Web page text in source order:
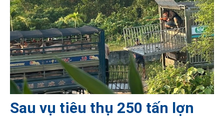
Sau vụ tiêu thụ 250 tấn lợn